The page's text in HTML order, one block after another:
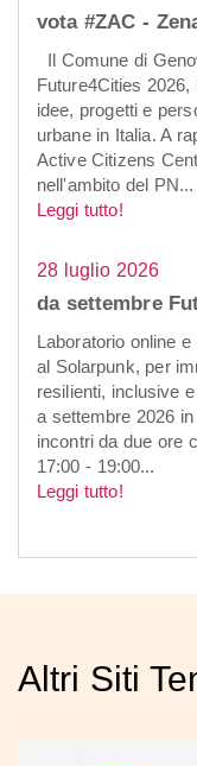
vota #ZAC -
Il Comune di
Future4Cities
idee, progetti e
urbane in Italia. A
Active Citizens
nell'ambito del PN...
Leggi tutto!
28 luglio 2026
da settembre
Laboratorio online
al Solarpunk, per
resilienti, inclusive
a settembre 2026
incontri da due ore
17:00 - 19:00...
Leggi tutto!
Altri Siti